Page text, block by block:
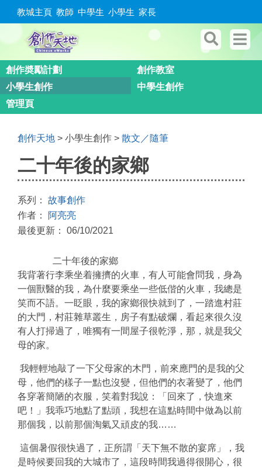
教城主頁 教師 中學生 小學生 家長
創作奬勵計劃
創作教室
小學生創作
中學生創作
管理頁
創作天地 > 小學生創作 > 散文／隨筆
二十年後的家鄉
系列： 故事創作
作者：
阿亮亮
最後更新： 06/10/2021
二十年後的家鄉
我背著行李乘坐着擁擠的火車，有人可能會問我，身為
一個獸醫的我，為什麼要乘坐一些低偕的火車，我總是
笑而不語。一眨眼，我的家鄉很快就到了，一踏進村莊
的大門，村莊雜草叢生，房子有點破爛，看起來很久沒
有人打掃過了，唯獨有一間屋子很乾淨，那，就是我父
母的家。
我輕輕地敲了一下父母家的木門，前來應門的是我的父
母，他們的樣子一點也沒變，但他們的衣著變了，他們
各穿著簡陋的衣服，笑着對我說：「回來了，快進來
吧！」我乖巧地點了點頭，我想在這點時間中做為以前
那個我，以前那個淘氣又頑皮的我……
這個暑假很快過了，正所謂「天下無不散的宴席」，我
是時候要回我的大城市了，這段時間我過得很開心，很